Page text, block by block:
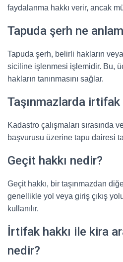
faydalanma hakkı verir, ancak
Tapuda şerh ne
Tapuda şerh, belirli hakların veya
siciline işlenmesi işlemidir. Bu,
hakların tanınmasını sağlar.
Taşınmazlarda irtifak
Kadastro çalışmaları sırasında
başvurusu üzerine tapu dairesi
Geçit hakkı nedir?
Geçit hakkı, bir taşınmazdan
genellikle yol veya giriş çıkış
kullanılır.
İrtifak hakkı ile kira
nedir?